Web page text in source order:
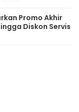
Promo Akhir
Diskon Servis